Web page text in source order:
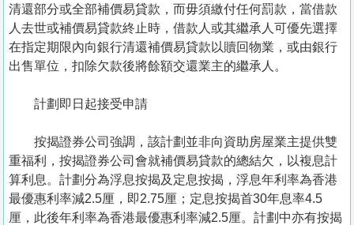
清還部分或全部補價易貸款，而毋須繳付任何罰款，當借款
人去世或補價易貸款終止時，借款人或其繼承人可優先選擇
在指定期限內向銀行清還補價易貸款以贖回物業，或由銀行
出售單位，扣除欠款後將餘額交還業主的繼承人。
計劃即日起接受申請
按揭證券公司強調，該計劃並非向資助房屋業主提供雙
重福利，按揭證券公司會就補價易貸款的總結欠，以複息計
算利息。計劃分為浮息按揭及定息按揭，浮息年利率為香港
最優惠利率減2.5厘，即2.75厘；定息按揭首30年息率4.5
厘，此後年利率為香港最優惠利率減2.5厘。計劃中亦有按揭